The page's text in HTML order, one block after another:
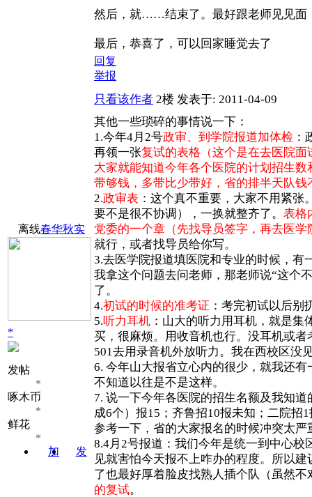
然后，就……结束了。最好跟老师见见面
最后，恭喜了，可以回家睡觉去了
回复
举报
离线春华秋实
*
发帖
*
啄木币
*
鲜花
*
加
发
只看该作者 2楼 发表于: 2011-04-09
其他一些琐碎的事情说一下：
1.今年4月2号政审、到学院报道加体检 ：
再领一张复试的表格（这个是在去医院面
大家就能知道今年各个医院的计划招生
带够钱，多带比少带好，省的排半天队钱
2.政审表 ：这个真不重要，大家不用紧
要不是很不协调），一换就整齐了。 表格
党委的一个章（先找导员签字，再去医
就行，或者找导员给你写。
3.去医学院报道填医院和专业的时候，有
我拿这个问题去问老师，那老师说“这
了。
4.初试的时候的准考证 ：考完初试以后
5.听力耳机 ：山大的听力用耳机，就是
买，很麻烦。用收音机也行。没耳机或
501去用录音机外放听力。我在西校区没
6. 今年山大报省立心内的很少，就我还
不知道以往是不是这样。
7. 说一下今年各医院的招生名额及我知
成6个）报15；齐鲁招10报未知；二院招
参考一下，省的大家报名的时候冲突太
8.4月2号报道：我们今年是统一到中心
见就害怕今天报不上咋办的程度。所以建
了也最好厚着脸皮找熟人插个队（虽然不
的复试。